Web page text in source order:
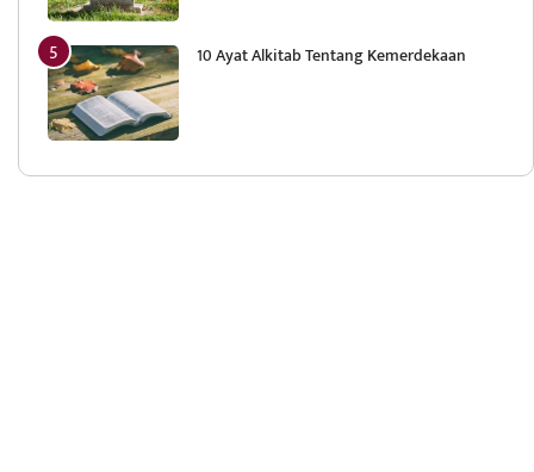
10 Ayat Alkitab Tentang Kemerdekaan